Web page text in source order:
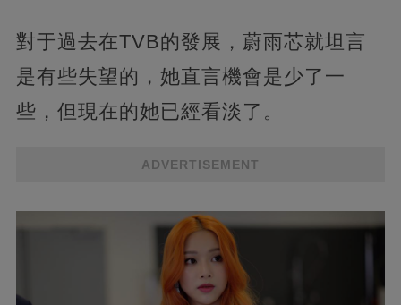
對于過去在TVB的發展，蔚雨芯就坦言
是有些失望的，她直言機會是少了一
些，但現在的她已經看淡了。
ADVERTISEMENT